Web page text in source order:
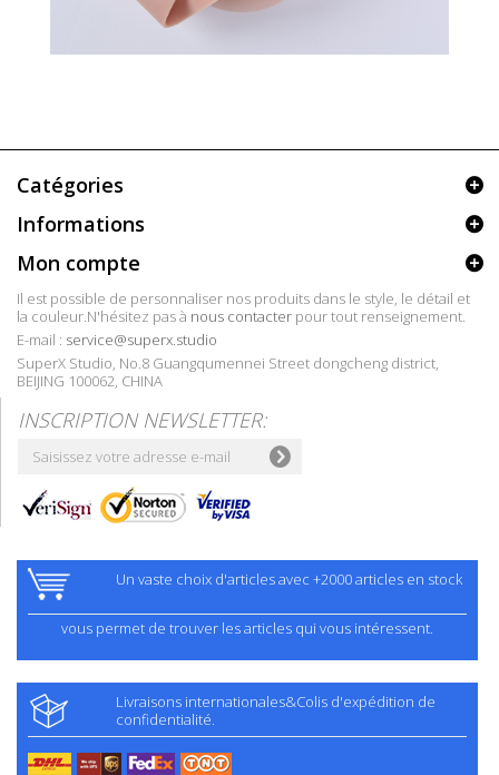
Catégories
Informations
Mon compte
Il est possible de personnaliser nos produits dans le style, le détail et
la couleur.N'hésitez pas à nous contacter pour tout renseignement.
E-mail : service@superx.studio
SuperX Studio, No.8 Guangqumennei Street dongcheng district,
BEIJING 100062, CHINA
INSCRIPTION NEWSLETTER:
Un vaste choix d'articles avec +2000 articles en stock
vous permet de trouver les articles qui vous intéressent.
Livraisons internationales&Colis d'expédition de
confidentialité.